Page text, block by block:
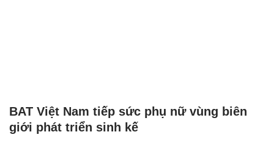
BAT Việt Nam tiếp sức phụ nữ vùng biên
giới phát triển sinh kế